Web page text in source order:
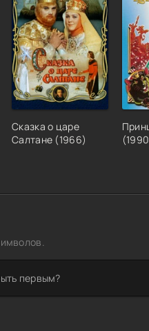
Сказка о царе
Салтане (1966)
первым?